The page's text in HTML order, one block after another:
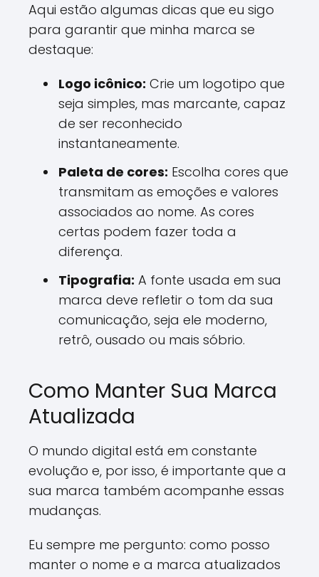
Aqui estão algumas dicas que eu sigo
para garantir que minha marca se
destaque:
Logo icônico: Crie um logotipo que
seja simples, mas marcante, capaz
de ser reconhecido
instantaneamente.
Paleta de cores: Escolha cores que
transmitam as emoções e valores
associados ao nome. As cores
certas podem fazer toda a
diferença.
Tipografia: A fonte usada em sua
marca deve refletir o tom da sua
comunicação, seja ele moderno,
retrô, ousado ou mais sóbrio.
Como Manter Sua Marca
Atualizada
O mundo digital está em constante
evolução e, por isso, é importante que a
sua marca também acompanhe essas
mudanças.
Eu sempre me pergunto: como posso
manter o nome e a marca atualizados